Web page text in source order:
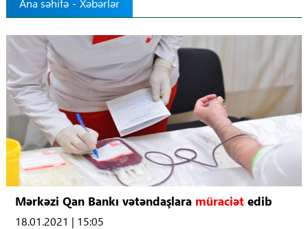
Ana səhifə - Xəbərlər
Mərkəzi Qan Bankı vətəndaşlara müraciətedib
18.01.2021 | 15:05
Regionlar
Elanlar
Gündəm
Tibbi maarifləndirmə
Mühüm hadisələr